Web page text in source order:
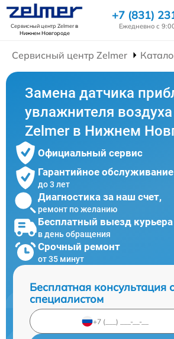
Сервисный центр Zelmerв
Нижнем Новгороде
+7 (831)
Ежедневно с
Сервисный центр Zelmer
Замена датчика
увлажнителя воздуха
Zelmer в Нижнем
Официальный сервис
Гарантийное обслуживание
до 3 лет
Диагностика за наш счет,
ремонт по желанию
Бесплатный выезд курьера
в день обращения
Срочный ремонт
от 35 минут
Бесплатная консультация
специалистом